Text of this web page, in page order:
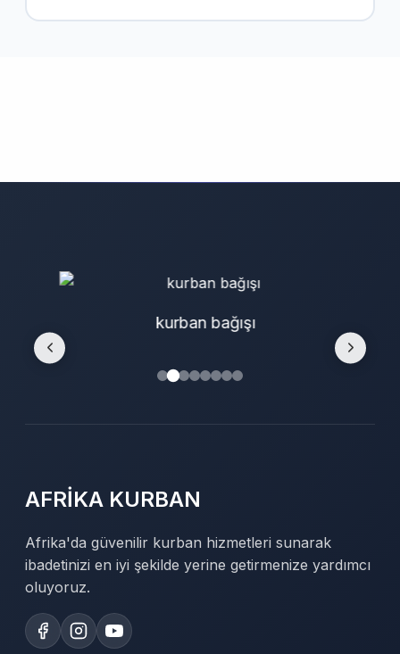
kurban bağışı
AFRİKA KURBAN
Afrika'da güvenilir kurban hizmetleri sunarak
ibadetinizi en iyi şekilde yerine getirmenize yardımcı
oluyoruz.